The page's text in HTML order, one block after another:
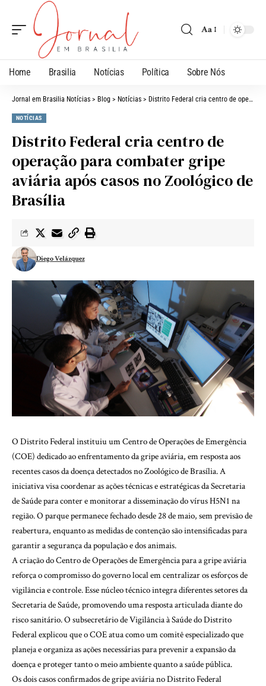
Aa
Home Brasilia Notícias Política Sobre Nós
Jornal em Brasilia Notícias > Blog > Notícias > Distrito Federal cria centro de operação para combater gripe aviária após casos no Zoológico de Brasília
NOTÍCIAS
Distrito Federal cria centro de
operação para combater gripe
aviária após casos no Zoológico de
Brasília
Diego Velázquez
O Distrito Federal instituiu um Centro de Operações de Emergência
(COE) dedicado ao enfrentamento da gripe aviária, em resposta aos
recentes casos da doença detectados no Zoológico de Brasília. A
iniciativa visa coordenar as ações técnicas e estratégicas da Secretaria
de Saúde para conter e monitorar a disseminação do vírus H5N1 na
região. O parque permanece fechado desde 28 de maio, sem previsão de
reabertura, enquanto as medidas de contenção são intensificadas para
garantir a segurança da população e dos animais.
A criação do Centro de Operações de Emergência para a gripe aviária
reforça o compromisso do governo local em centralizar os esforços de
vigilância e controle. Esse núcleo técnico integra diferentes setores da
Secretaria de Saúde, promovendo uma resposta articulada diante do
risco sanitário. O subsecretário de Vigilância à Saúde do Distrito
Federal explicou que o COE atua como um comitê especializado que
planeja e organiza as ações necessárias para prevenir a expansão da
doença e proteger tanto o meio ambiente quanto a saúde pública.
Os dois casos confirmados de gripe aviária no Distrito Federal